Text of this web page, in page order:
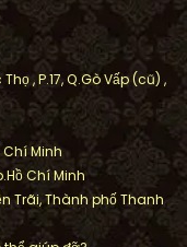
FOUNTAIN
, P.17, Q.Gò Vấp (cũ) ,
Chí Minh
Chí Minh
Trãi, Thành phố Thanh